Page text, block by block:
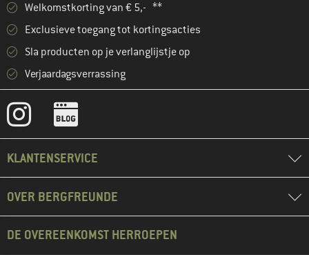
Welkomstkorting van € 5,- **
Exclusieve toegang tot kortingsacties
Sla producten op je verlanglijstje op
Verjaardagsverrassing
KLANTENSERVICE
OVER BERGFREUNDE
DE OVEREENKOMST HERROEPEN